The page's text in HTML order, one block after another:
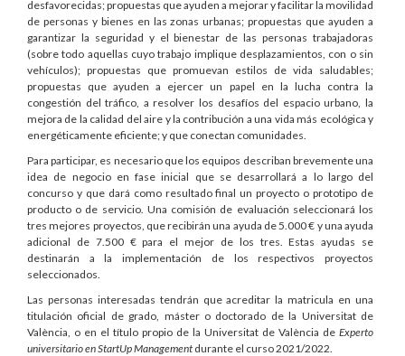
desfavorecidas; propuestas que ayuden a mejorar y facilitar la movilidad
de personas y bienes en las zonas urbanas; propuestas que ayuden a
garantizar la seguridad y el bienestar de las personas trabajadoras
(sobre todo aquellas cuyo trabajo implique desplazamientos, con o sin
vehículos); propuestas que promuevan estilos de vida saludables;
propuestas que ayuden a ejercer un papel en la lucha contra la
congestión del tráfico, a resolver los desafíos del espacio urbano, la
mejora de la calidad del aire y la contribución a una vida más ecológica y
energéticamente eficiente; y que conectan comunidades.
Para participar, es necesario que los equipos describan brevemente una
idea de negocio en fase inicial que se desarrollará a lo largo del
concurso y que dará como resultado final un proyecto o prototipo de
producto o de servicio. Una comisión de evaluación seleccionará los
tres mejores proyectos, que recibirán una ayuda de 5.000 € y una ayuda
adicional de 7.500 € para el mejor de los tres. Estas ayudas se
destinarán a la implementación de los respectivos proyectos
seleccionados.
Las personas interesadas tendrán que acreditar la matricula en una
titulación oficial de grado, máster o doctorado de la Universitat de
València, o en el título propio de la Universitat de València de Experto
universitario en StartUp Management durante el curso 2021/2022.